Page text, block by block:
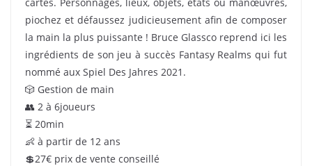
piochez et défaussez judicieusement afin de composer
la main la plus puissante ! Bruce Glassco reprend ici les
ingrédients de son jeu à succès Fantasy Realms qui fut
nommé aux Spiel Des Jahres 2021.
🎲 Gestion de main
👥 2 à 6joueurs
⏳ 20min
👶 à partir de 12 ans
💲27€ prix de vente conseillé